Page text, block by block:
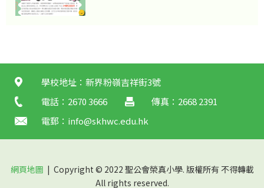
學校地址：新界粉嶺吉祥街3號
電話：2670 3666
傳真：2668 2391
電郵： info@skhwc.edu.hk
網頁地圖 | Copyright © 2022 聖公會榮真小學. 版權所有 不得轉載
All rights reserved.